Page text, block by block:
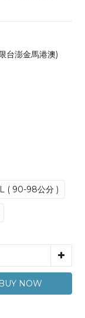
台澎金馬港澳)
L ( 90-98公分 )
BUY NOW